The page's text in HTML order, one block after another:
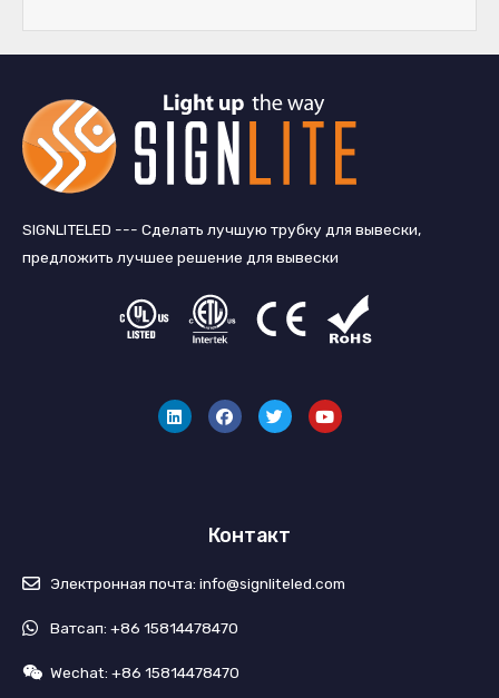
SIGNLITELED --- Сделать лучшую трубку для вывески,
предложить лучшее решение для вывески
н
к
е
й
с
б
и
т
т
у
б
Контакт
Электронная почта: info@signliteled.com
Ватсап: +86 15814478470
Wechat: +86 15814478470